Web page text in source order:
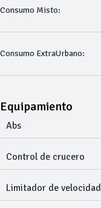
Consumo Misto:
Consumo ExtraUrbano:
Equipamiento
Abs
Control de crucero
Limitador de velocidad